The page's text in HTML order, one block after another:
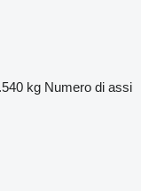
kg Numero di assi